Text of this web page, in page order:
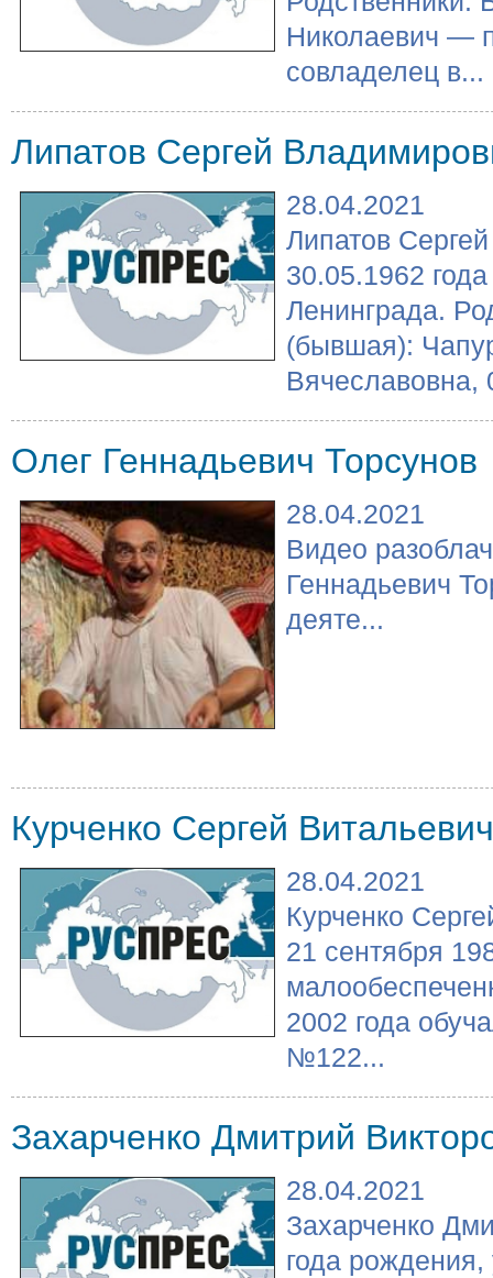
Николаевич —
совладелец в...
Липатов Сергей
28.04.2021
Липатов
30.05.1962
Ленинграда.
(бывшая):
Вячеславовна,
Олег Геннадьевич Торсунов
28.04.2021
Видео
Геннадьевич
деяте...
Курченко Сергей Витальевич
28.04.2021
Курченко
21 сентября
2002 года
№122...
Захарченко Дмитрий
28.04.2021
Захарченко
года